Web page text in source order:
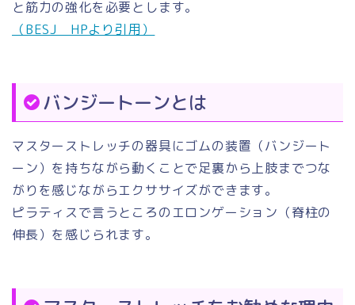
と筋力の強化を必要とします。
（BESJ HPより引用）
バンジートーンとは
マスターストレッチの器具にゴムの装置（バンジート
ーン）を持ちながら動くことで足裏から上肢までつな
がりを感じながらエクササイズができます。
ピラティスで言うところのエロンゲーション（脊柱の
伸長）を感じられます。